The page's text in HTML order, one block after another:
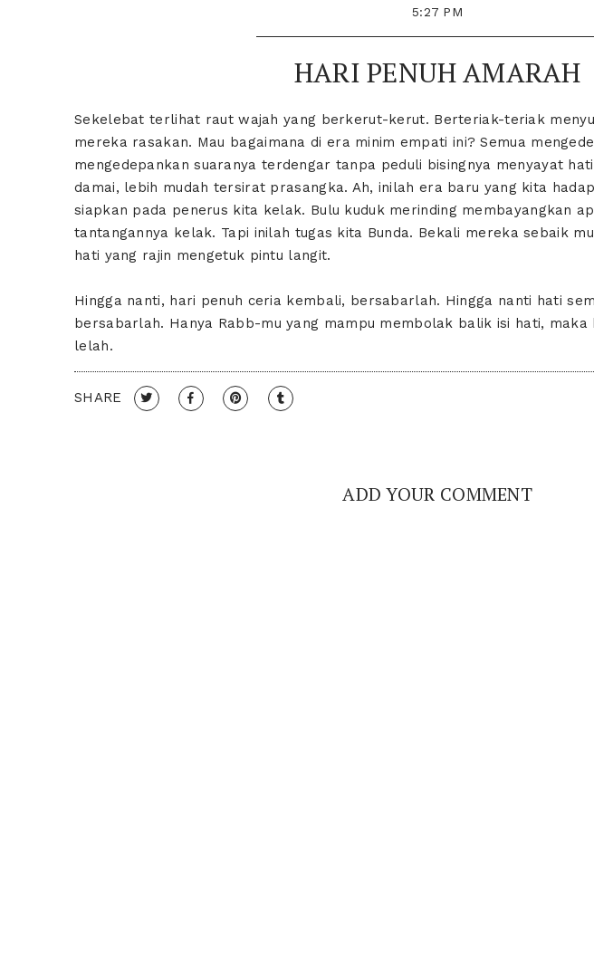
5:27 PM
HARI PENUH AMARAH
Sekelebat terlihat raut wajah yang berkerut-kerut. Berteriak-teriak
mereka rasakan. Mau bagaimana di era minim empati ini? Semua
mengedepankan suaranya terdengar tanpa peduli bisingnya menyayat
damai, lebih mudah tersirat prasangka. Ah, inilah era baru yang kita
siapkan pada penerus kita kelak. Bulu kuduk merinding membayangkan
tantangannya kelak. Tapi inilah tugas kita Bunda. Bekali mereka sebaik
hati yang rajin mengetuk pintu langit.
Hingga nanti, hari penuh ceria kembali, bersabarlah. Hingga nanti hati
bersabarlah. Hanya Rabb-mu yang mampu membolak balik isi hati,
lelah.
SHARE
ADD YOUR COMMENT